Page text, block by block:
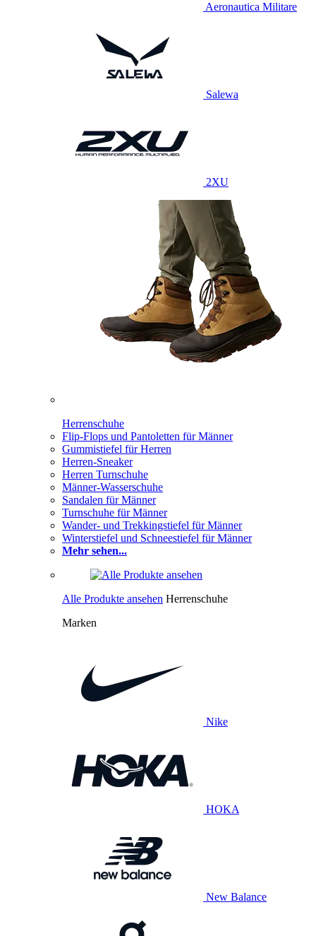
Aeronautica Militare
Salewa
2XU
Herrenschuhe
Flip-Flops und Pantoletten für Männer
Gummistiefel für Herren
Herren-Sneaker
Herren Turnschuhe
Männer-Wasserschuhe
Sandalen für Männer
Turnschuhe für Männer
Wander- und Trekkingstiefel für Männer
Winterstiefel und Schneestiefel für Männer
Mehr sehen...
Alle Produkte ansehen Herrenschuhe
Marken
Nike
HOKA
New Balance